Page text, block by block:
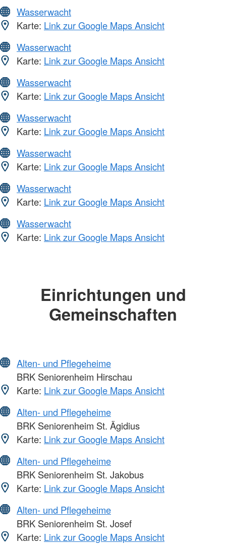
Wasserwacht
Karte: Link zur Google Maps Ansicht
Wasserwacht
Karte: Link zur Google Maps Ansicht
Wasserwacht
Karte: Link zur Google Maps Ansicht
Wasserwacht
Karte: Link zur Google Maps Ansicht
Wasserwacht
Karte: Link zur Google Maps Ansicht
Wasserwacht
Karte: Link zur Google Maps Ansicht
Wasserwacht
Karte: Link zur Google Maps Ansicht
Einrichtungen und
Gemeinschaften
Alten- und Pflegeheime
BRK Seniorenheim Hirschau
Karte: Link zur Google Maps Ansicht
Alten- und Pflegeheime
BRK Seniorenheim St. Ägidius
Karte: Link zur Google Maps Ansicht
Alten- und Pflegeheime
BRK Seniorenheim St. Jakobus
Karte: Link zur Google Maps Ansicht
Alten- und Pflegeheime
BRK Seniorenheim St. Josef
Karte: Link zur Google Maps Ansicht